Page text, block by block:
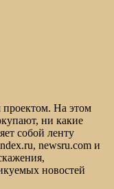
проектом. На этом
ни какие
собой ленту
newsru.com и
новостей